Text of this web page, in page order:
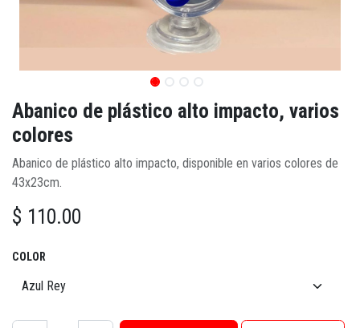
Abanico de plástico alto impacto, varios
colores
Abanico de plástico alto impacto, disponible en varios colores de
43x23cm.
$ 110.00
COLOR